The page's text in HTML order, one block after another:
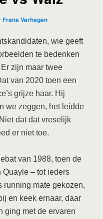
Frans Verhagen
wie geeft
te bedenken
zijn maar twee
van 2020 toen een
grijze haar. Hij
we zeggen, het leidde
dat dat vreselijk
er niet toe.
van 1988, toen de
– tot ieders
running mate gekozen,
en keek ernaar, daar
ging met de ervaren